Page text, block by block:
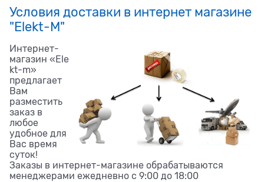
Условия доставки в интернет магазине
"Elekt-M"
Интернет-
магазин «Ele
kt-m»
предлагает
Вам
разместить
заказ в
любое
удобное для
Вас время
суток!
Заказы в интернет-магазине обрабатываются
менеджерами ежедневно с 9:00 до 18:00